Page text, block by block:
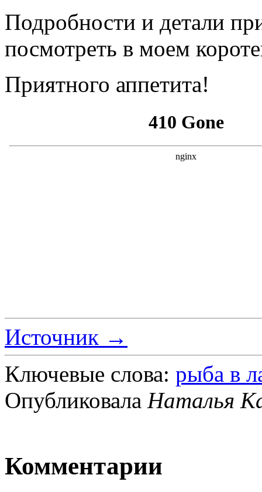
Подробности и детали
посмотреть в моем
Приятного аппетита!
Источник →
Ключевые слова: рыба в
Опубликовала Наталья
Комментарии